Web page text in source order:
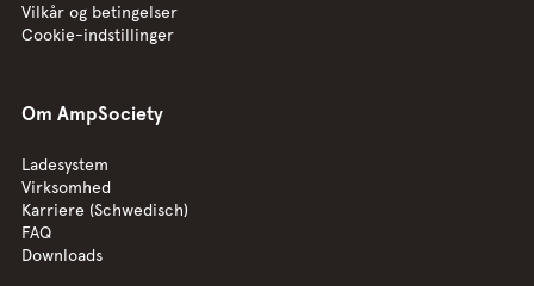
Vilkår og betingelser
Cookie-indstillinger
Om AmpSociety
Ladesystem
Virksomhed
Karriere (Schwedisch)
FAQ
Downloads